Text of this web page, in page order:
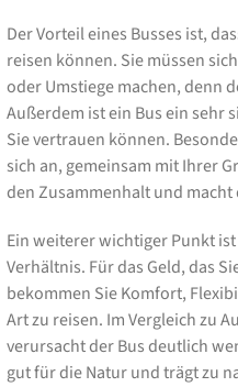
Der Vorteil eines Busses ist,
reisen können. Sie müssen
oder Umstiege machen, denn
Außerdem ist ein Bus ein sehr
Sie vertrauen können.
sich an, gemeinsam mit Ihrer
den Zusammenhalt und macht
Ein weiterer wichtiger Punkt
Verhältnis. Für das Geld, das
bekommen Sie Komfort,
Art zu reisen. Im Vergleich zu
verursacht der Bus deutlich
gut für die Natur und trägt zu